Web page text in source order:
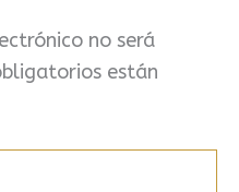
no será
están